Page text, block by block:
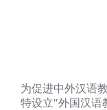
为促进中外汉语
特设立"外国汉语